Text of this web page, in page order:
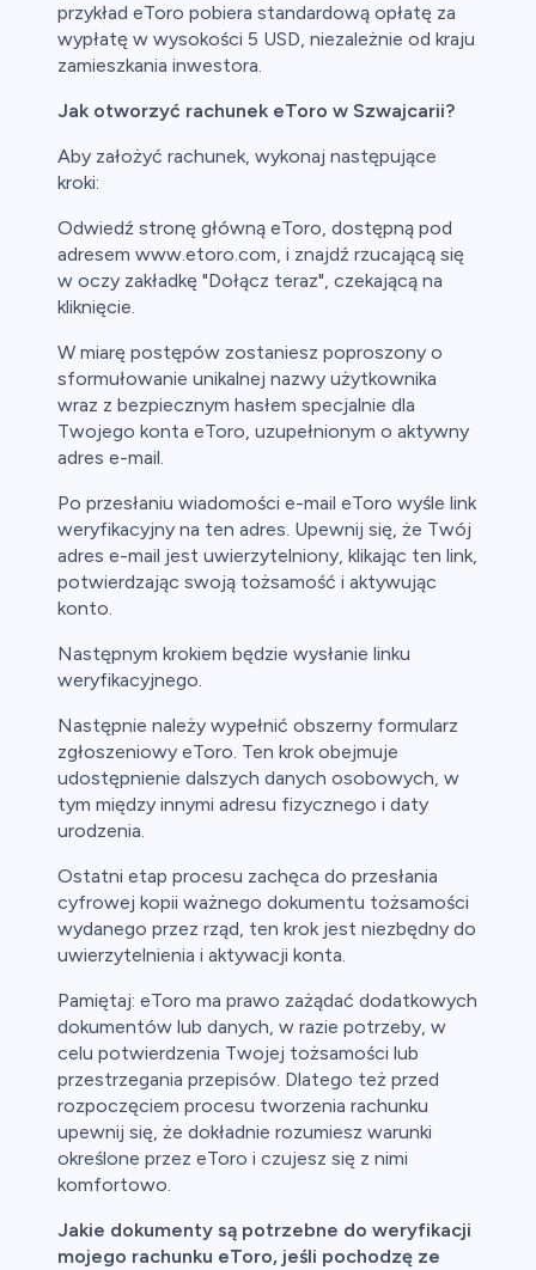
przykład eToro pobiera standardową opłatę za
wypłatę w wysokości 5 USD, niezależnie od kraju
zamieszkania inwestora.
Jak otworzyć rachunek eToro w Szwajcarii?
Aby założyć rachunek, wykonaj następujące
kroki:
Odwiedź stronę główną eToro, dostępną pod
adresem www.etoro.com, i znajdź rzucającą się
w oczy zakładkę "Dołącz teraz", czekającą na
kliknięcie.
W miarę postępów zostaniesz poproszony o
sformułowanie unikalnej nazwy użytkownika
wraz z bezpiecznym hasłem specjalnie dla
Twojego konta eToro, uzupełnionym o aktywny
adres e-mail.
Po przesłaniu wiadomości e-mail eToro wyśle link
weryfikacyjny na ten adres. Upewnij się, że Twój
adres e-mail jest uwierzytelniony, klikając ten link,
potwierdzając swoją tożsamość i aktywując
konto.
Następnym krokiem będzie wysłanie linku
weryfikacyjnego.
Następnie należy wypełnić obszerny formularz
zgłoszeniowy eToro. Ten krok obejmuje
udostępnienie dalszych danych osobowych, w
tym między innymi adresu fizycznego i daty
urodzenia.
Ostatni etap procesu zachęca do przesłania
cyfrowej kopii ważnego dokumentu tożsamości
wydanego przez rząd, ten krok jest niezbędny do
uwierzytelnienia i aktywacji konta.
Pamiętaj: eToro ma prawo zażądać dodatkowych
dokumentów lub danych, w razie potrzeby, w
celu potwierdzenia Twojej tożsamości lub
przestrzegania przepisów. Dlatego też przed
rozpoczęciem procesu tworzenia rachunku
upewnij się, że dokładnie rozumiesz warunki
określone przez eToro i czujesz się z nimi
komfortowo.
Jakie dokumenty są potrzebne do weryfikacji
mojego rachunku eToro, jeśli pochodzę ze